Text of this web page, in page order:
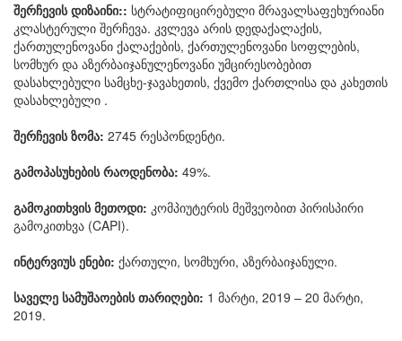
შერჩევის დიზაინი:: სტრატიფიცირებული მრავალსაფეხურიანი
კლასტერული შერჩევა. კვლევა არის დედაქალაქის,
ქართულენოვანი ქალაქების, ქართულენოვანი სოფლების,
სომხურ და აზერბაიჯანულენოვანი უმცირესობებით
დასახლებული სამცხე-ჯავახეთის, ქვემო ქართლისა და კახეთის
დასახლებული .
შერჩევის ზომა: 2745 რესპონდენტი.
გამოპასუხების რაოდენობა: 49%.
გამოკითხვის მეთოდი: კომპიუტერის მეშვეობით პირისპირი
გამოკითხვა (CAPI).
ინტერვიუს ენები: ქართული, სომხური, აზერბაიჯანული.
საველე სამუშაოების თარიღები: 1 მარტი, 2019 – 20 მარტი,
2019.